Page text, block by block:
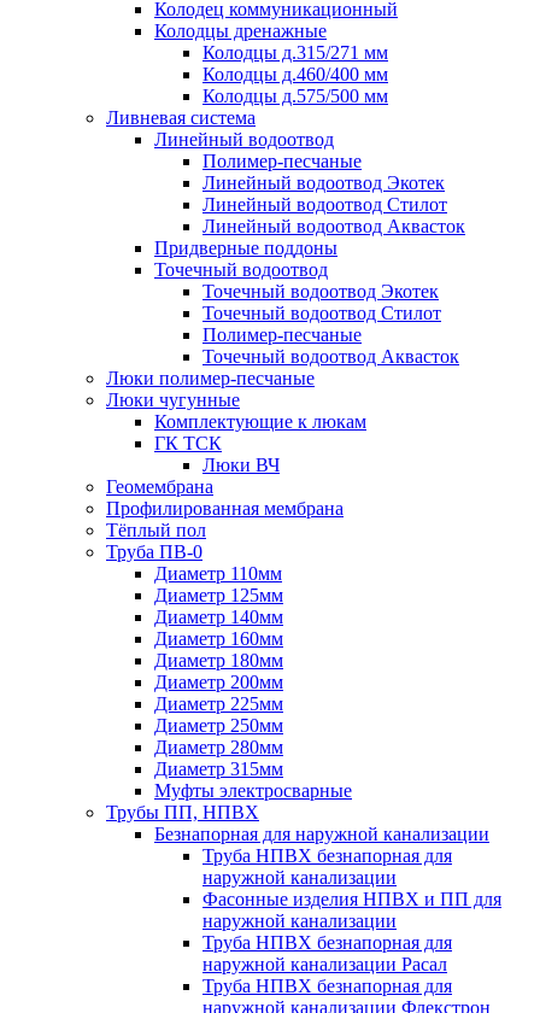
Колодец коммуникационный
Колодцы дренажные
Колодцы д.315/271 мм
Колодцы д.460/400 мм
Колодцы д.575/500 мм
Ливневая система
Линейный водоотвод
Полимер-песчаные
Линейный водоотвод Экотек
Линейный водоотвод Стилот
Линейный водоотвод Аквасток
Придверные поддоны
Точечный водоотвод
Точечный водоотвод Экотек
Точечный водоотвод Стилот
Полимер-песчаные
Точечный водоотвод Аквасток
Люки полимер-песчаные
Люки чугунные
Комплектующие к люкам
ГК ТСК
Люки ВЧ
Геомембрана
Профилированная мембрана
Тёплый пол
Труба ПВ-0
Диаметр 110мм
Диаметр 125мм
Диаметр 140мм
Диаметр 160мм
Диаметр 180мм
Диаметр 200мм
Диаметр 225мм
Диаметр 250мм
Диаметр 280мм
Диаметр 315мм
Муфты электросварные
Трубы ПП, НПВХ
Безнапорная для наружной канализации
Труба НПВХ безнапорная для
наружной канализации
Фасонные изделия НПВХ и ПП для
наружной канализации
Труба НПВХ безнапорная для
наружной канализации Расал
Труба НПВХ безнапорная для
наружной канализации Флекстрон